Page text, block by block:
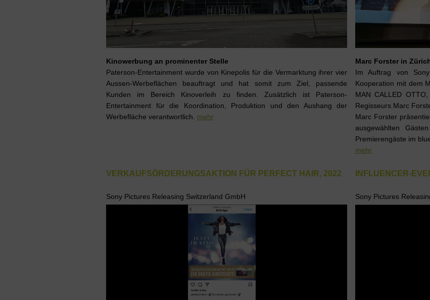
Kinowerbung an prominenter Stelle
Paterson-Entertainment wurde von Kinepolis für die Vermarktung ihrer vier
Aussen-Werbeflächen beauftragt und hat somit zum Ziel, passende
Kunden im Bereich Kinoverleih zu finden. Zusätzlich ist Paterson-
Entertainment für die Koordination, Produktion und den Aushang der
Werbefläche verantwortlich. mehr
Marc Forster in
Im Auftrag von
Kooperation mit dem
MAN CALLED
Regisseurs Marc
Marc Forster
ausgewählten
Premierengäste im
mehr
VERKAUFSÖRDERUNGSAKTION FÜR PERFECT HAIR, 2022
Sony Pictures Releasing Switzerland GmbH
INFLUENCER-
Sony Pictures